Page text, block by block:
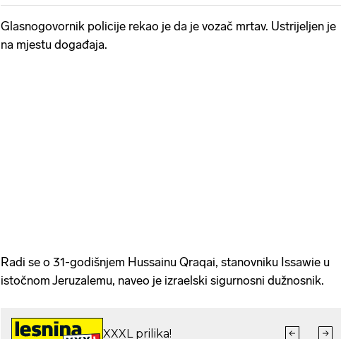
Glasnogovornik policije rekao je da je vozač mrtav. Ustrijeljen je
na mjestu događaja.
Radi se o 31-godišnjem Hussainu Qraqai, stanovniku Issawie u
istočnom Jeruzalemu, naveo je izraelski sigurnosni dužnosnik.